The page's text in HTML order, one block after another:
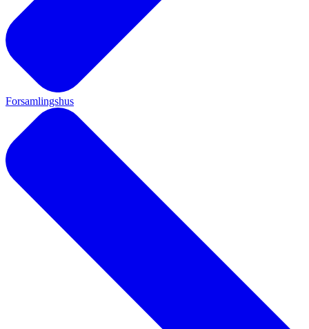
Forsamlingshus